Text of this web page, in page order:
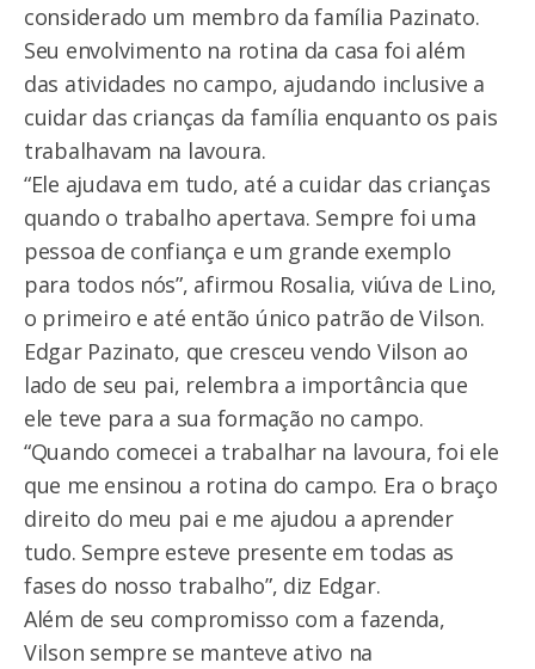
considerado um membro da família Pazinato.
Seu envolvimento na rotina da casa foi além
das atividades no campo, ajudando inclusive a
cuidar das crianças da família enquanto os pais
trabalhavam na lavoura.
“Ele ajudava em tudo, até a cuidar das crianças
quando o trabalho apertava. Sempre foi uma
pessoa de confiança e um grande exemplo
para todos nós”, afirmou Rosalia, viúva de Lino,
o primeiro e até então único patrão de Vilson.
Edgar Pazinato, que cresceu vendo Vilson ao
lado de seu pai, relembra a importância que
ele teve para a sua formação no campo.
“Quando comecei a trabalhar na lavoura, foi ele
que me ensinou a rotina do campo. Era o braço
direito do meu pai e me ajudou a aprender
tudo. Sempre esteve presente em todas as
fases do nosso trabalho”, diz Edgar.
Além de seu compromisso com a fazenda,
Vilson sempre se manteve ativo na